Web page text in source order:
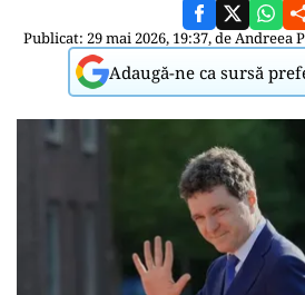
Publicat: 29 mai 2026, 19:37, deAndreea
Adaugă-ne ca sursă